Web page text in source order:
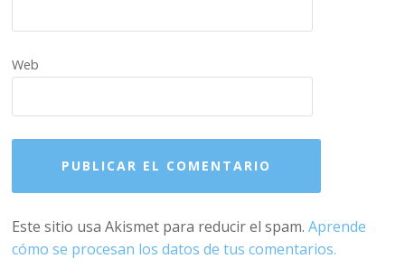
Web
Este sitio usa Akismet para reducir el spam.Aprende
cómo se procesan los datos de tus comentarios.